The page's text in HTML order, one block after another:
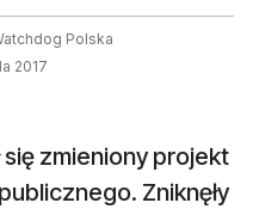
Polska
2017
się zmieniony projekt
Zniknęły